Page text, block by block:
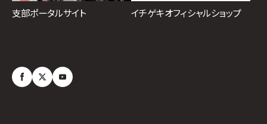
支部ポータルサイト イチゲキオフィシャルショップ